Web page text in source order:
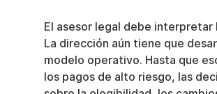
El asesor legal debe interpretar
La dirección aún tiene que
modelo operativo. Hasta que
los pagos de alto riesgo, las